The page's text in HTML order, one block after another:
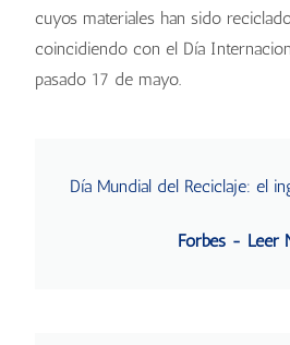
cuyos materiales han sido
coincidiendo con el Día
pasado 17 de mayo.
Día Mundial del Reciclaje: el
Forbes - Leer